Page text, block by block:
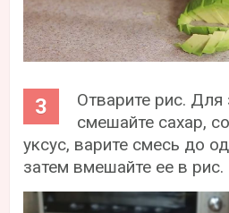
Отварите рис. Для
смешайте сахар,
уксус, варите смесь до
затем вмешайте ее в рис.